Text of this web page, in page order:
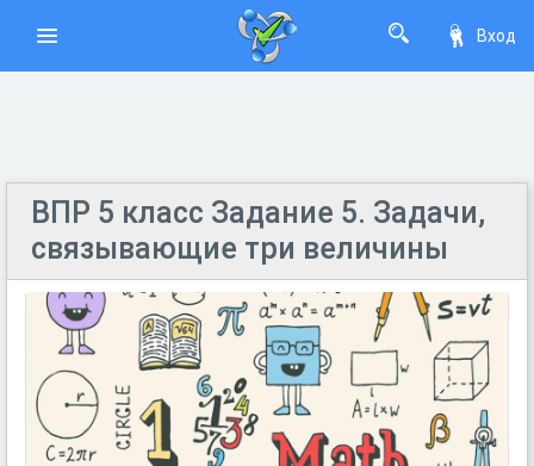
Вход
ВПР 5 класс Задание 5. Задачи,
связывающие три величины